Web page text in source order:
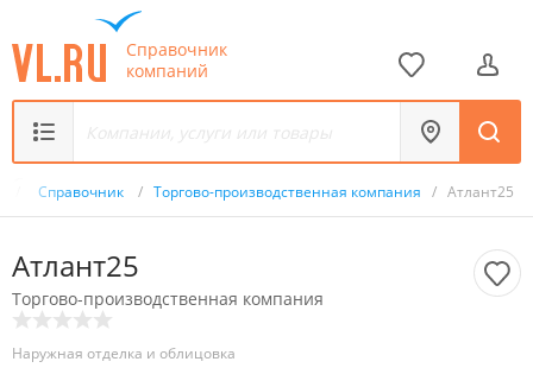
Справочник
компаний
Справочник / Торгово-производственная компания / Атлант25
Атлант25
Торгово-производственная компания
Наружная отделка и облицовка